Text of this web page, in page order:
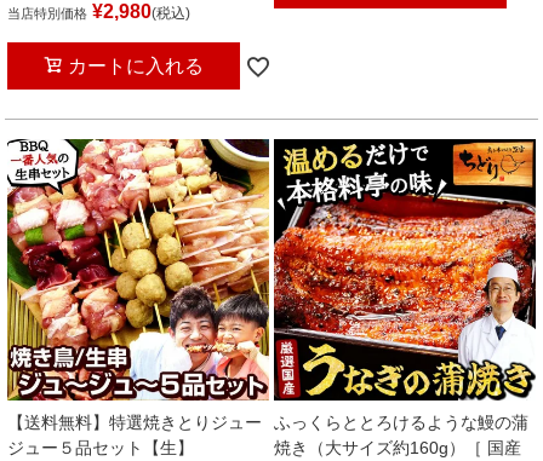
当店特別価格 ¥2,980 税込
カートに入れる
【送料無料】特選焼きとりジュー
ジュー５品セット【生】
ふっくらととろけるような鰻の蒲
焼き（大サイズ約160g）［ 国産